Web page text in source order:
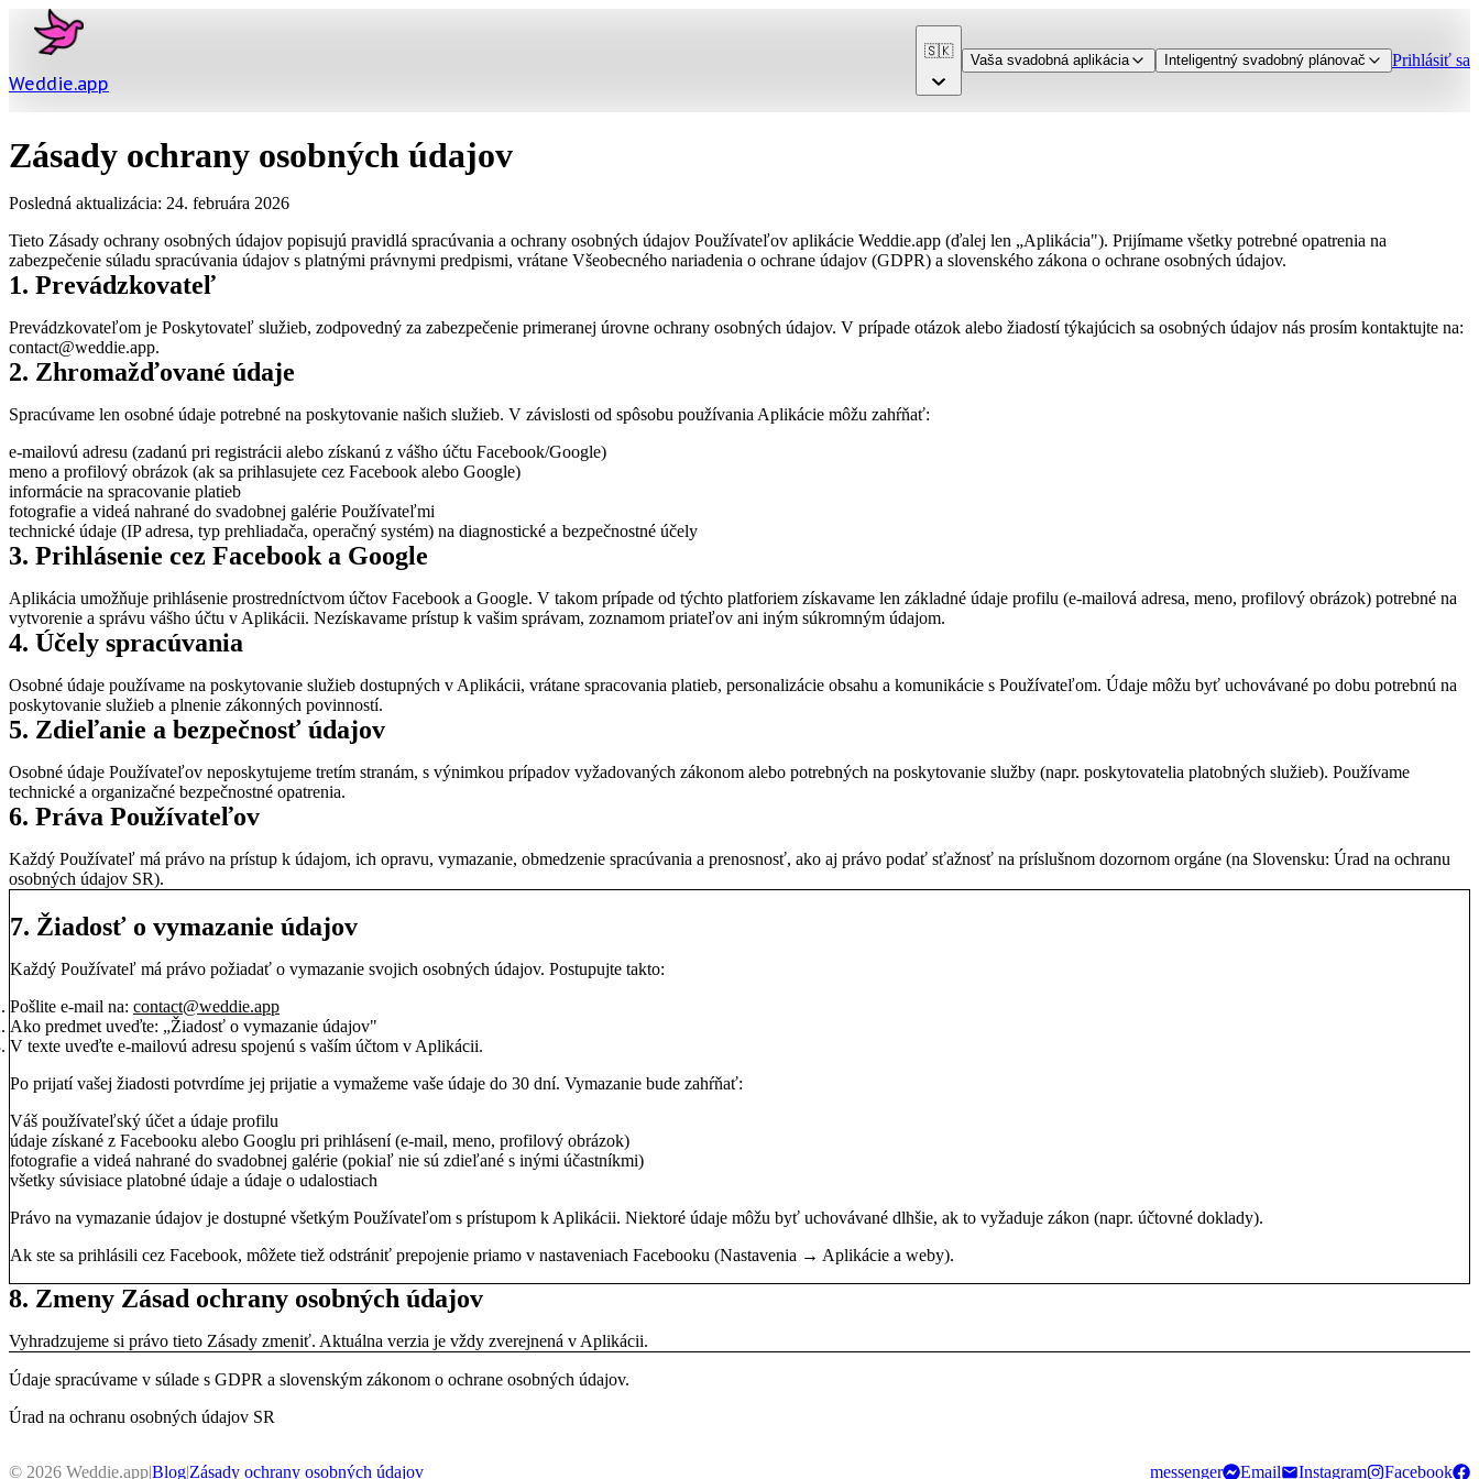
Weddie.app
🇸🇰
Vaša svadobná aplikácia Inteligentný svadobný plánovač Prihlásiť sa
Zásady ochrany osobných údajov
Posledná aktualizácia: 24. februára 2026
Tieto Zásady ochrany osobných údajov popisujú pravidlá spracúvania a ochrany osobných údajov Používateľov aplikácie Weddie.app (ďalej len „Aplikácia"). Prijímame všetky potrebné opatrenia na
zabezpečenie súladu spracúvania údajov s platnými právnymi predpismi, vrátane Všeobecného nariadenia o ochrane údajov (GDPR) a slovenského zákona o ochrane osobných údajov.
1. Prevádzkovateľ
Prevádzkovateľom je Poskytovateľ služieb, zodpovedný za zabezpečenie primeranej úrovne ochrany osobných údajov. V prípade otázok alebo žiadostí týkajúcich sa osobných údajov nás prosím kontaktujte na:
contact@weddie.app.
2. Zhromažďované údaje
Spracúvame len osobné údaje potrebné na poskytovanie našich služieb. V závislosti od spôsobu používania Aplikácie môžu zahŕňať:
e-mailovú adresu (zadanú pri registrácii alebo získanú z vášho účtu Facebook/Google)
meno a profilový obrázok (ak sa prihlasujete cez Facebook alebo Google)
informácie na spracovanie platieb
fotografie a videá nahrané do svadobnej galérie Používateľmi
technické údaje (IP adresa, typ prehliadača, operačný systém) na diagnostické a bezpečnostné účely
3. Prihlásenie cez Facebook a Google
Aplikácia umožňuje prihlásenie prostredníctvom účtov Facebook a Google. V takom prípade od týchto platforiem získavame len základné údaje profilu (e-mailová adresa, meno, profilový obrázok) potrebné na
vytvorenie a správu vášho účtu v Aplikácii. Nezískavame prístup k vašim správam, zoznamom priateľov ani iným súkromným údajom.
4. Účely spracúvania
Osobné údaje používame na poskytovanie služieb dostupných v Aplikácii, vrátane spracovania platieb, personalizácie obsahu a komunikácie s Používateľom. Údaje môžu byť uchovávané po dobu potrebnú na
poskytovanie služieb a plnenie zákonných povinností.
5. Zdieľanie a bezpečnosť údajov
Osobné údaje Používateľov neposkytujeme tretím stranám, s výnimkou prípadov vyžadovaných zákonom alebo potrebných na poskytovanie služby (napr. poskytovatelia platobných služieb). Používame
technické a organizačné bezpečnostné opatrenia.
6. Práva Používateľov
Každý Používateľ má právo na prístup k údajom, ich opravu, vymazanie, obmedzenie spracúvania a prenosnosť, ako aj právo podať sťažnosť na príslušnom dozornom orgáne (na Slovensku: Úrad na ochranu
osobných údajov SR).
7. Žiadosť o vymazanie údajov
Každý Používateľ má právo požiadať o vymazanie svojich osobných údajov. Postupujte takto:
Pošlite e-mail na: contact@weddie.app
Ako predmet uveďte: „Žiadosť o vymazanie údajov"
V texte uveďte e-mailovú adresu spojenú s vaším účtom v Aplikácii.
Po prijatí vašej žiadosti potvrdíme jej prijatie a vymažeme vaše údaje do 30 dní. Vymazanie bude zahŕňať:
Váš používateľský účet a údaje profilu
údaje získané z Facebooku alebo Googlu pri prihlásení (e-mail, meno, profilový obrázok)
fotografie a videá nahrané do svadobnej galérie (pokiaľ nie sú zdieľané s inými účastníkmi)
všetky súvisiace platobné údaje a údaje o udalostiach
Právo na vymazanie údajov je dostupné všetkým Používateľom s prístupom k Aplikácii. Niektoré údaje môžu byť uchovávané dlhšie, ak to vyžaduje zákon (napr. účtovné doklady).
Ak ste sa prihlásili cez Facebook, môžete tiež odstrániť prepojenie priamo v nastaveniach Facebooku (Nastavenia → Aplikácie a weby).
8. Zmeny Zásad ochrany osobných údajov
Vyhradzujeme si právo tieto Zásady zmeniť. Aktuálna verzia je vždy zverejnená v Aplikácii.
Údaje spracúvame v súlade s GDPR a slovenským zákonom o ochrane osobných údajov.
Úrad na ochranu osobných údajov SR
© 2026 Weddie.app|Blog|Zásady ochrany osobných údajov messenger Email Instagram Facebook